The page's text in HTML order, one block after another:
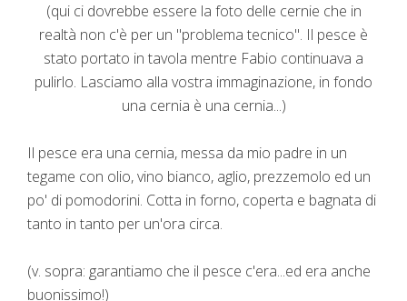
(qui ci dovrebbe essere la foto delle cernie che in
realtà non c'è per un "problema tecnico". Il pesce è
stato portato in tavola mentre Fabio continuava a
pulirlo. Lasciamo alla vostra immaginazione, in fondo
una cernia è una cernia...)
Il pesce era una cernia, messa da mio padre in un
tegame con olio, vino bianco, aglio, prezzemolo ed un
po' di pomodorini. Cotta in forno, coperta e bagnata di
tanto in tanto per un'ora circa.
(v. sopra: garantiamo che il pesce c'era...ed era anche
buonissimo!)